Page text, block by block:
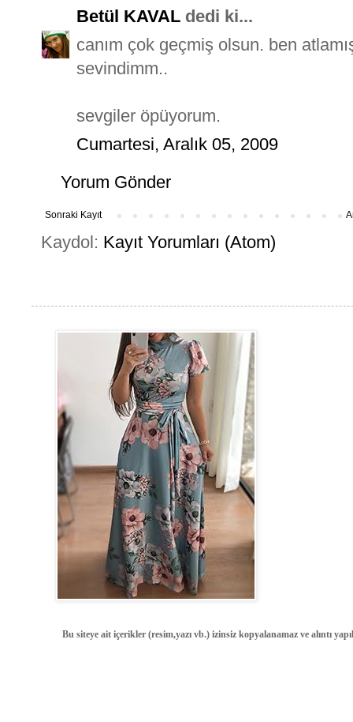
Betül KAVAL dedi ki...
canım çok geçmiş olsun. ben
sevindimm..
sevgiler öpüyorum.
Cumartesi, Aralık 05, 2009
Yorum Gönder
Sonraki Kayıt
Kaydol: Kayıt Yorumları (Atom)
Bu siteye ait içerikler (resim,yazı vb.) izinsiz kopyalanamaz ve alıntı